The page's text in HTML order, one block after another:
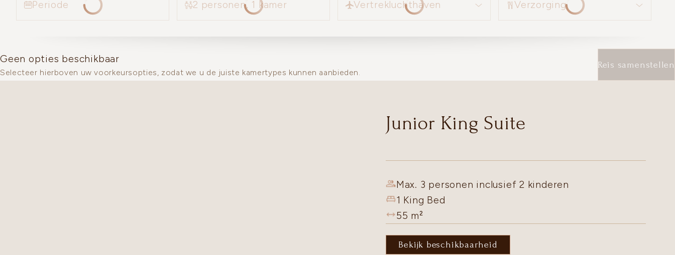
Periode 2 personen, 1 kamer
Vertrekluchthaven
Verzorging
Geen opties beschikbaar
Selecteer hierboven uw voorkeursopties, zodat we u de juiste kamertypes kunnen aanbieden.
Reis samenstellen
Junior King Suite
Max. 3 personen inclusief 2 kinderen
1 King Bed
55 m²
Bekijk beschikbaarheid